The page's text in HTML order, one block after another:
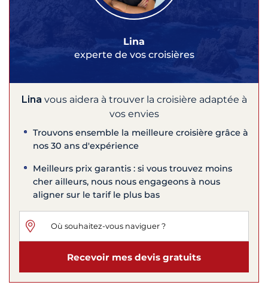
Lina
experte de vos croisières
Lina vous aidera à trouver la croisière adaptée à
vos envies
Trouvons ensemble la meilleure croisière grâce à
nos 30 ans d'expérience
Meilleurs prix garantis : si vous trouvez moins
cher ailleurs, nous nous engageons à nous
aligner sur le tarif le plus bas
Recevoir mes devis gratuits